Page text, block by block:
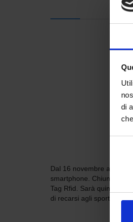
di
Dal 16 novembre attiva a
smartphone. Chiunque,
Tag Rfid. Sarà quindi
di recarsi agli sportelli di